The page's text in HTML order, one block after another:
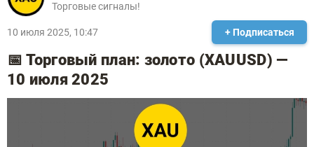
Торговые сигналы!
10 июля 2025, 10:47 + Подписаться
📅 Торговый план: золото (XAUUSD) —
10 июля 2025